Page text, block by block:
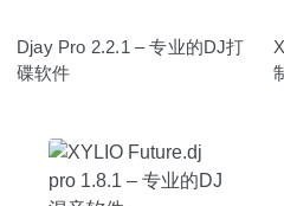
Djay Pro 2.2.1 – 专业的DJ打
碟软件